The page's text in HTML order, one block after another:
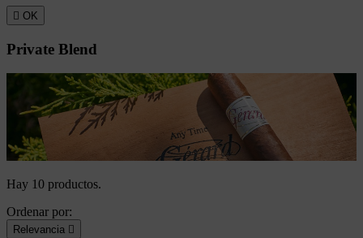
 OK
Private Blend
Hay 10 productos.
Ordenar por:
Relevancia 